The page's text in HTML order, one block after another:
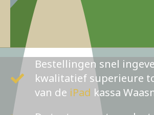
Bestellingen snel
kwalitatief superieure
van de iPad kassa